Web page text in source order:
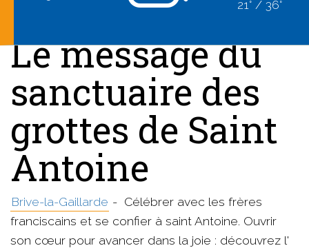
Le message du
sanctuaire des
grottes de Saint
Antoine
Brive-la-Gaillarde - Célébrer avec les frères
franciscains et se confier à saint Antoine. Ouvrir
son cœur pour avancer dans la joie : découvrez l'
21° / 36°